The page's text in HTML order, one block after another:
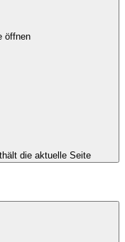
öffnen
die aktuelle Seite